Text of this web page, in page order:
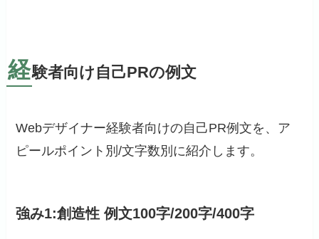
経験者向け自己PRの例文
Webデザイナー経験者向けの自己PR例文を、ア
ピールポイント別/文字数別に紹介します。
強み1:創造性 例文100字/200字/400字